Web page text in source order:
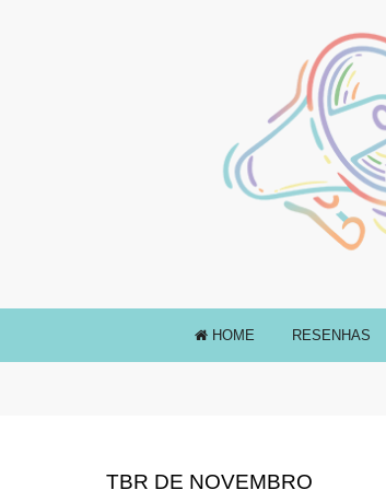
HOME RESENHAS
TBR DE NOVEMBRO